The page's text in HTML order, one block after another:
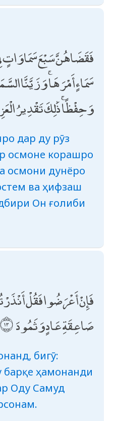
فَقَضَاهُنَّ سَبْعَ سَمَاوَاتٍ
سَمَاءٍ أَمْرَهَا ۚ وَزَيَّنَّا
وَحِفْظًا ۚ ذَٰلِكَ تَقْدِيرُ
дар ду рӯз
осмоне корашро
осмони дунёро
ва ҳифзаш
Он ғолиби
فَإِنْ أَعْرَضُوا فَقُلْ
صَاعِقَةِ عَادٍ وَثَمُودَ
бигӯ:
ҳамонанди
Оду Самуд